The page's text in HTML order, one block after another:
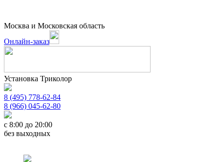
Москва и Московская область
Онлайн-заказ
Установка Триколор
8 (495) 778-62-84
8 (966) 045-62-80
c 8:00 до 20:00
без выходных